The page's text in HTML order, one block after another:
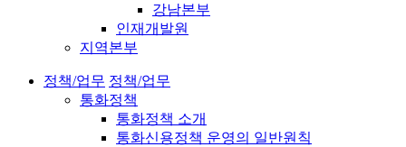
강남본부
인재개발원
지역본부
정책/업무 정책/업무
통화정책
통화정책 소개
통화신용정책 운영의 일반원칙